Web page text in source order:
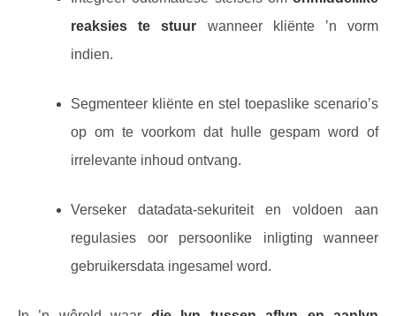
reaksies te stuur wanneer kliënte ’n vorm
indien.
Segmenteer kliënte en stel toepaslike scenario’s
op om te voorkom dat hulle gespam word of
irrelevante inhoud ontvang.
Verseker datadata-sekuriteit en voldoen aan
regulasies oor persoonlike inligting wanneer
gebruikersdata ingesamel word.